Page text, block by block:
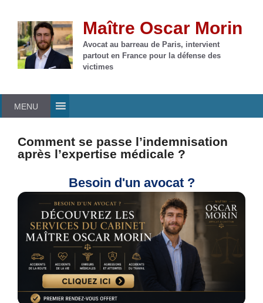
contenu
Maître Oscar Morin
Avocat au barreau de Paris, intervient
partout en France pour la défense des
victimes
MENU
Comment se passe l’indemnisation
après l’expertise médicale ?
Besoin d'un avocat ?